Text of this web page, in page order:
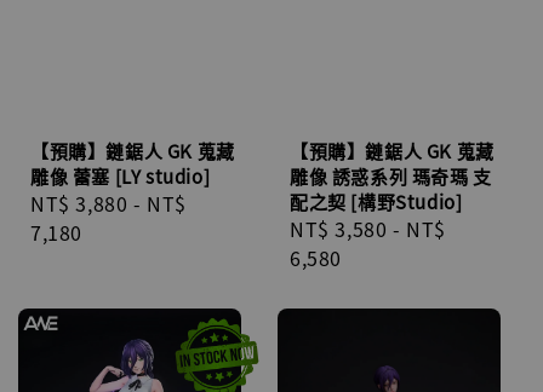
【預購】鏈鋸人 GK 蒐藏
雕像 蕾塞 [LY studio]
Regular
price
NT$ 3,880 - NT$
7,180
【預購】鏈鋸人 GK 蒐藏
雕像 誘惑系列 瑪奇瑪 支
配之契 [構野Studio]
Regular
price
NT$ 3,580 - NT$
6,580